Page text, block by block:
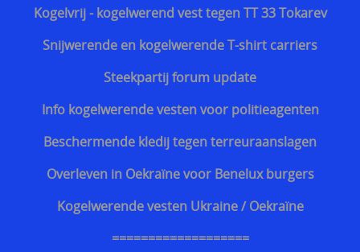
Kogelvrij - kogelwerend vest tegen TT 33 Tokarev
Snijwerende en kogelwerende T-shirt carriers
Steekpartij forum update
Info kogelwerende vesten voor politieagenten
Beschermende kledij tegen terreuraanslagen
Overleven in Oekraïne voor Benelux burgers
Kogelwerende vesten Ukraine / Oekraïne
===================